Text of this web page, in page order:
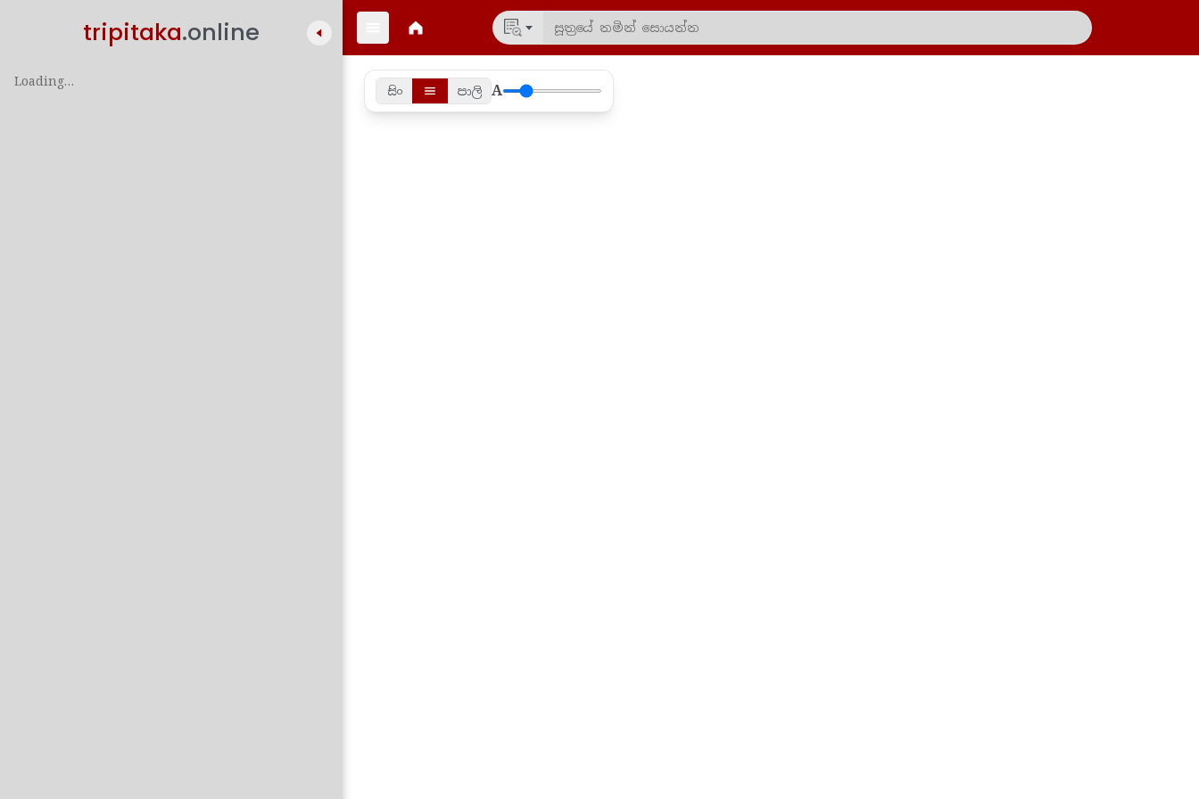
tripitaka.online
Loading…
සිං පාලි A